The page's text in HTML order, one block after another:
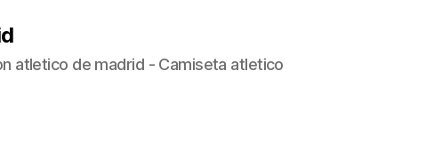
atletico de madrid - Camiseta atletico